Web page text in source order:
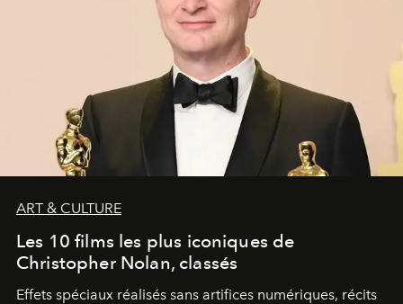
ART & CULTURE
Les 10 films les plus iconiques de
Christopher Nolan, classés
Effets spéciaux réalisés sans artifices numériques, récits